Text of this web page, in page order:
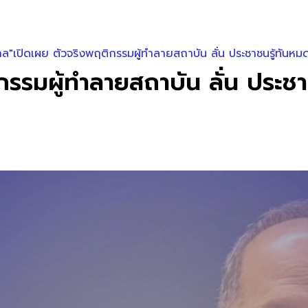
"เปิดเผย ตัวจริงพฤติกรรมผู้ทำลายสถาบัน ลั่น ประชาชนรู้ทันหม
รมผู้ทำลายสถาบัน ลั่น ประ